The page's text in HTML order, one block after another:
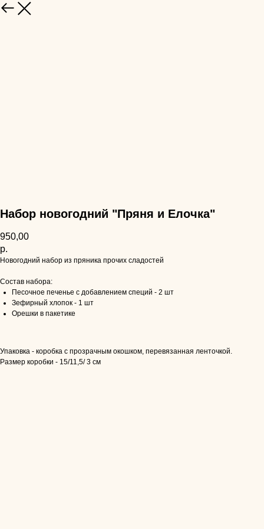
НАЗАД
Набор новогодний "Пряня и Елочка"
950,00
р.
Новогодний набор из пряника прочих сладостей
Состав набора:
Песочное печенье с добавлением специй - 2 шт
Зефирный хлопок - 1 шт
Орешки в пакетике
Упаковка - коробка с прозрачным окошком, перевязанная ленточкой.
Размер коробки - 15/11,5/ 3 см